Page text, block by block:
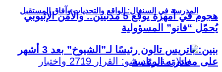
المدرسة في السنغال: الواقع والتحديات وآفاق المستقبل
هجوم في أمهرة يوقع 5 مدنيين.. والأمن الإثيوبي
يُحمّل “فانو” المسؤولية
بنين: باتريس تالون رئيسًا لـ”الشيوخ” بعد 3 أشهر
على مغادرته الرئاسة